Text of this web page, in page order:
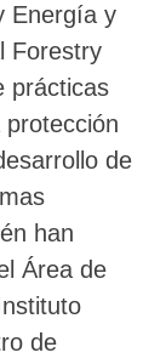
Energía y
Forestry
prácticas
de
han
Área de
de